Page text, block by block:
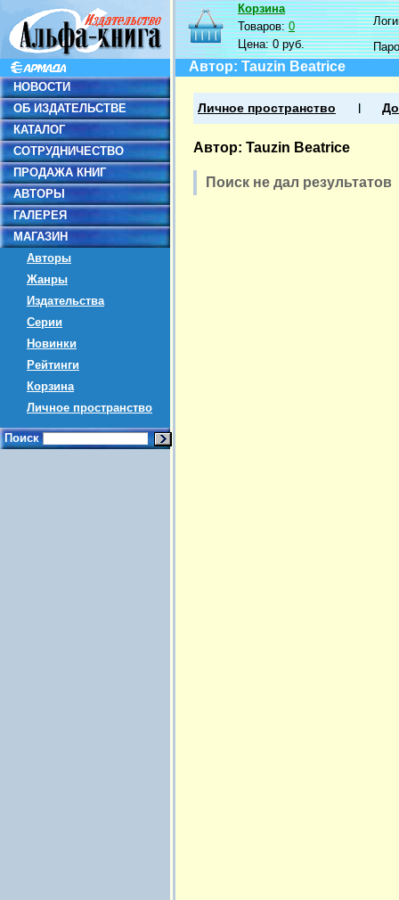
НОВОСТИ
ОБ ИЗДАТЕЛЬСТВЕ
КАТАЛОГ
СОТРУДНИЧЕСТВО
ПРОДАЖА КНИГ
АВТОРЫ
ГАЛЕРЕЯ
МАГАЗИН
Авторы
Жанры
Издательства
Серии
Новинки
Рейтинги
Корзина
Личное пространство
Поиск
Корзина
Товаров:0
Цена:0 руб.
Автор: Tauzin Beatrice
Личное пространство
Автор: Tauzin Beatrice
Поиск не дал результатов